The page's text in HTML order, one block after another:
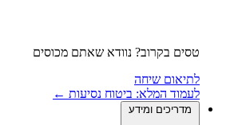
טסים בקרוב? נוודא שאתם מכוסים
לתיאום שיחה
לעמוד המלא: ביטוח נסיעות ←
מדריכים ומידע